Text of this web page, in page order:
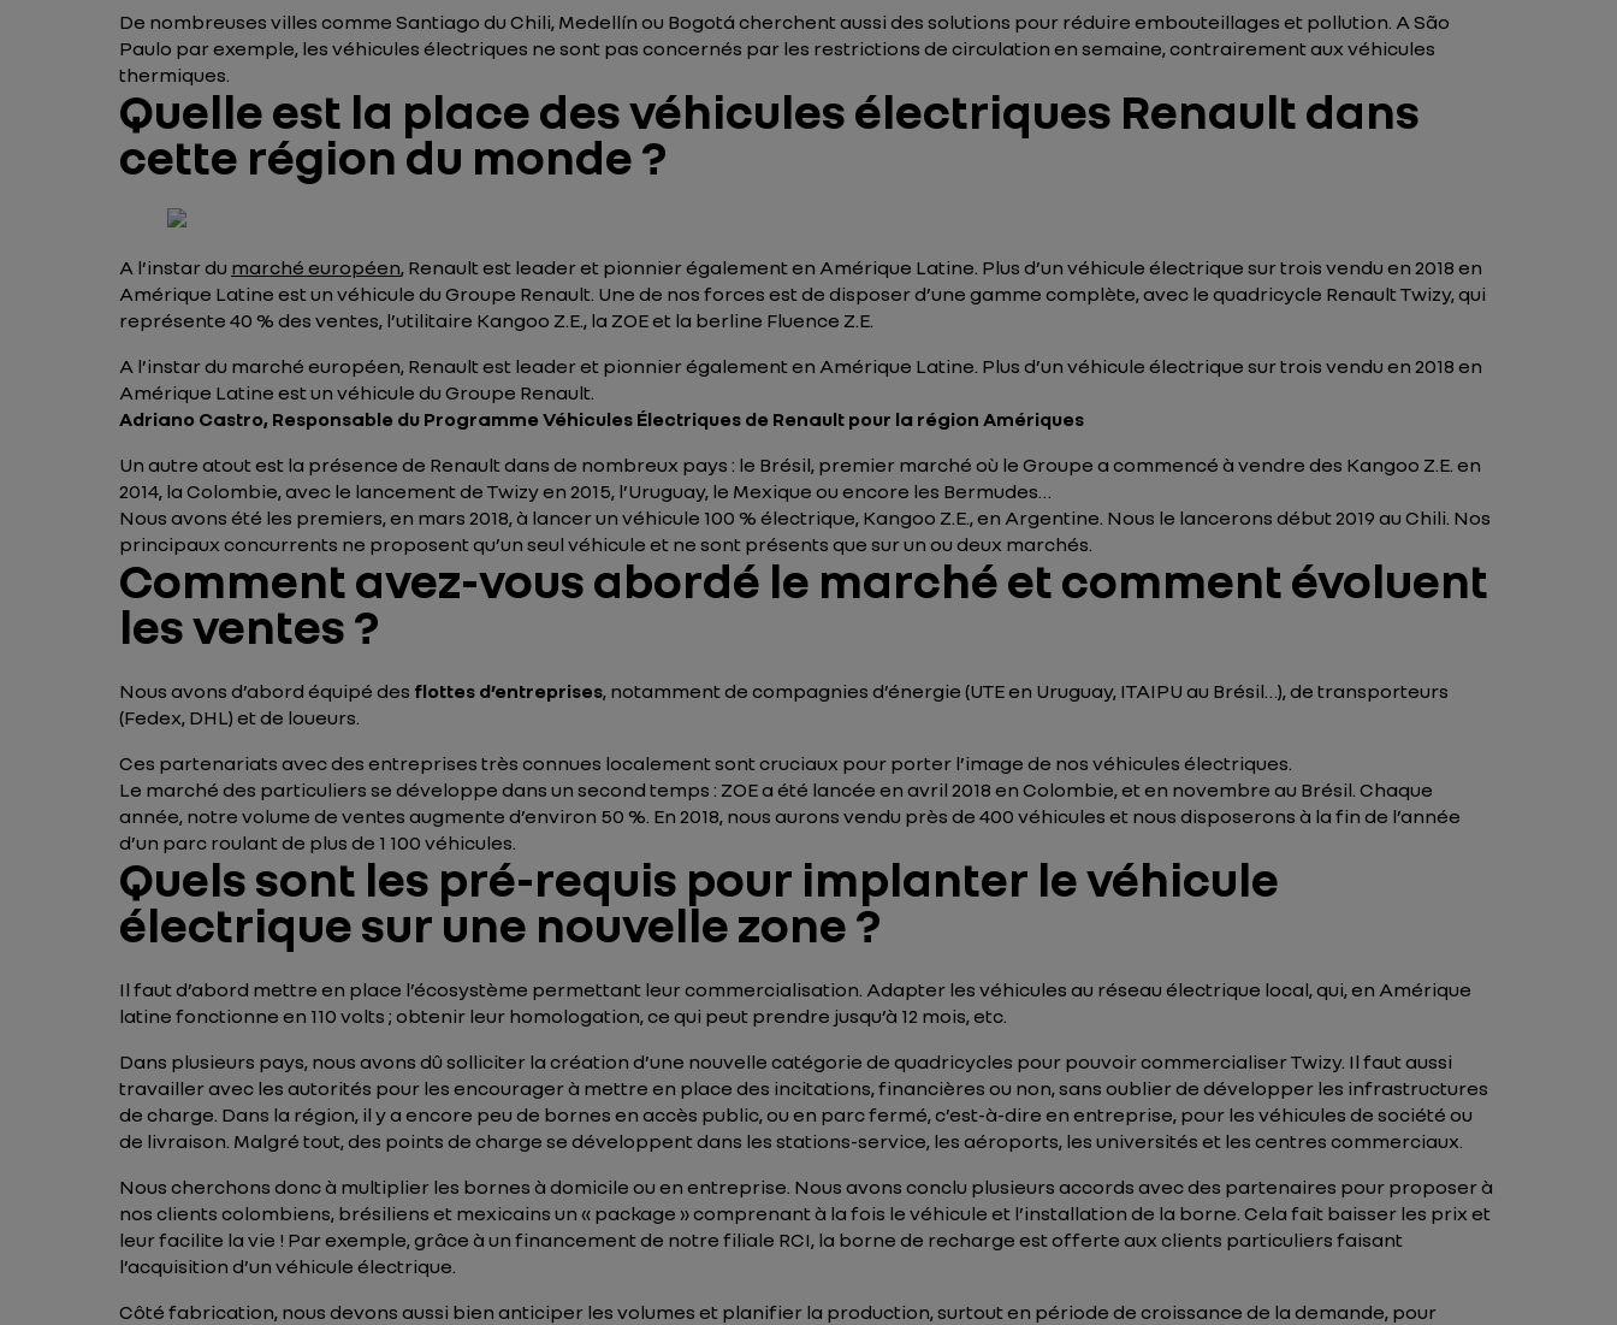
De nombreuses villes comme Santiago du Chili, Medellín ou Bogotá cherchent aussi des solutions pour réduire embouteillages et pollution. A São
Paulo par exemple, les véhicules électriques ne sont pas concernés par les restrictions de circulation en semaine, contrairement aux véhicules
thermiques.
Quelle est la place des véhicules électriques Renault dans
cette région du monde ?
A l’instar du marché européen, Renault est leader et pionnier également en Amérique Latine. Plus d’un véhicule électrique sur trois vendu en 2018 en
Amérique Latine est un véhicule du Groupe Renault. Une de nos forces est de disposer d’une gamme complète, avec le quadricycle Renault Twizy, qui
représente 40 % des ventes, l’utilitaire Kangoo Z.E., la ZOE et la berline Fluence Z.E.
A l’instar du marché européen, Renault est leader et pionnier également en Amérique Latine. Plus d’un véhicule électrique sur trois vendu en 2018 en
Amérique Latine est un véhicule du Groupe Renault.
Adriano Castro, Responsable du Programme Véhicules Électriques de Renault pour la région Amériques
Un autre atout est la présence de Renault dans de nombreux pays : le Brésil, premier marché où le Groupe a commencé à vendre des Kangoo Z.E. en
2014, la Colombie, avec le lancement de Twizy en 2015, l’Uruguay, le Mexique ou encore les Bermudes…
Nous avons été les premiers, en mars 2018, à lancer un véhicule 100 % électrique, Kangoo Z.E., en Argentine. Nous le lancerons début 2019 au Chili. Nos
principaux concurrents ne proposent qu’un seul véhicule et ne sont présents que sur un ou deux marchés.
Comment avez-vous abordé le marché et comment évoluent
les ventes ?
Nous avons d’abord équipé des flottes d’entreprises, notamment de compagnies d’énergie (UTE en Uruguay, ITAIPU au Brésil…), de transporteurs
(Fedex, DHL) et de loueurs.
Ces partenariats avec des entreprises très connues localement sont cruciaux pour porter l’image de nos véhicules électriques.
Le marché des particuliers se développe dans un second temps : ZOE a été lancée en avril 2018 en Colombie, et en novembre au Brésil. Chaque
année, notre volume de ventes augmente d’environ 50 %. En 2018, nous aurons vendu près de 400 véhicules et nous disposerons à la fin de l’année
d’un parc roulant de plus de 1 100 véhicules.
Quels sont les pré-requis pour implanter le véhicule
électrique sur une nouvelle zone ?
Il faut d’abord mettre en place l’écosystème permettant leur commercialisation. Adapter les véhicules au réseau électrique local, qui, en Amérique
latine fonctionne en 110 volts ; obtenir leur homologation, ce qui peut prendre jusqu’à 12 mois, etc.
Dans plusieurs pays, nous avons dû solliciter la création d’une nouvelle catégorie de quadricycles pour pouvoir commercialiser Twizy. Il faut aussi
travailler avec les autorités pour les encourager à mettre en place des incitations, financières ou non, sans oublier de développer les infrastructures
de charge. Dans la région, il y a encore peu de bornes en accès public, ou en parc fermé, c’est-à-dire en entreprise, pour les véhicules de société ou
de livraison. Malgré tout, des points de charge se développent dans les stations-service, les aéroports, les universités et les centres commerciaux.
Nous cherchons donc à multiplier les bornes à domicile ou en entreprise. Nous avons conclu plusieurs accords avec des partenaires pour proposer à
nos clients colombiens, brésiliens et mexicains un « package » comprenant à la fois le véhicule et l’installation de la borne. Cela fait baisser les prix et
leur facilite la vie ! Par exemple, grâce à un financement de notre filiale RCI, la borne de recharge est offerte aux clients particuliers faisant
l’acquisition d’un véhicule électrique.
Côté fabrication, nous devons aussi bien anticiper les volumes et planifier la production, surtout en période de croissance de la demande, pour